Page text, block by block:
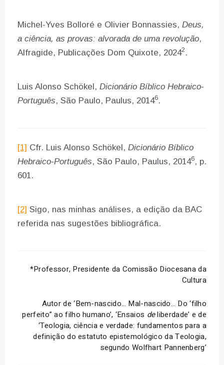
Michel-Yves Bolloré e Olivier Bonnassies, Deus,
a ciência, as provas: alvorada de uma revolução,
Alfragide, Publicações Dom Quixote, 20242 .
Luis Alonso Schökel, Dicionário Bíblico Hebraico-
Português, São Paulo, Paulus, 20146.
[1] Cfr. Luis Alonso Schökel, Dicionário Bíblico
Hebraico-Português, São Paulo, Paulus, 20146, p.
601.
[2] Sigo, nas minhas análises, a edição da BAC
referida nas sugestões bibliográfica.
*Professor, Presidente da Comissão Diocesana da
Cultura
Autor de ‘Bem-nascido… Mal-nascido… Do ‘filho
perfeito” ao filho humano’, ‘Ensaios deliberdade’ e de
‘Teologia, ciência e verdade: fundamentos para a
definição do estatuto epistemológico da Teologia,
segundo Wolfhart Pannenberg’